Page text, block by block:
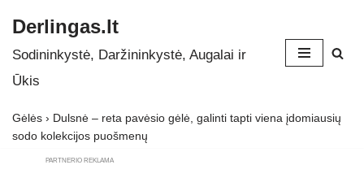
Skip
to
Derlingas.lt
Sodininkystė, Daržininkystė, Augalai ir
Ūkis
Gėlės › Dulsnė – reta pavėsio gėlė, galinti tapti viena įdomiausių
sodo kolekcijos puošmenų
PARTNERIO REKLAMA